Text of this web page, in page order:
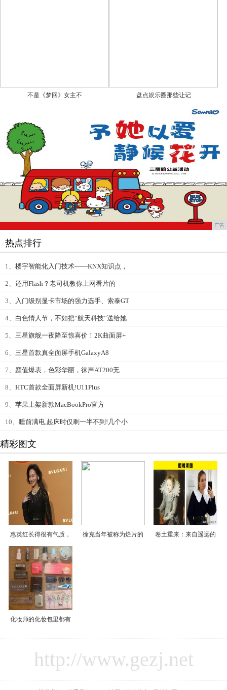
不是《梦回》女主不 盘点娱乐圈那些让记
广告
热点排行
1、 楼宇智能化入门技术——KNX知识点，
2、 还用Flash？老司机教你上网看片的
3、 入门级别显卡市场的强力选手、索泰GT
4、 白色情人节，不如把“航天科技”送给她
5、 三星旗舰一夜降至惊喜价！2K曲面屏+
6、 三星首款真全面屏手机GalaxyA8
7、 颜值爆表，色彩华丽，徕声AT200无
8、 HTC首款全面屏新机!U11Plus
9、 苹果上架新款MacBookPro官方
10、 睡前满电,起床时仅剩一半不到!几个小
精彩图文
惠英红长得很有气质， 徐克当年被称为烂片的 卷土重来：来自遥远的
化妆师的化妆包里都有
http://www.gezj.net